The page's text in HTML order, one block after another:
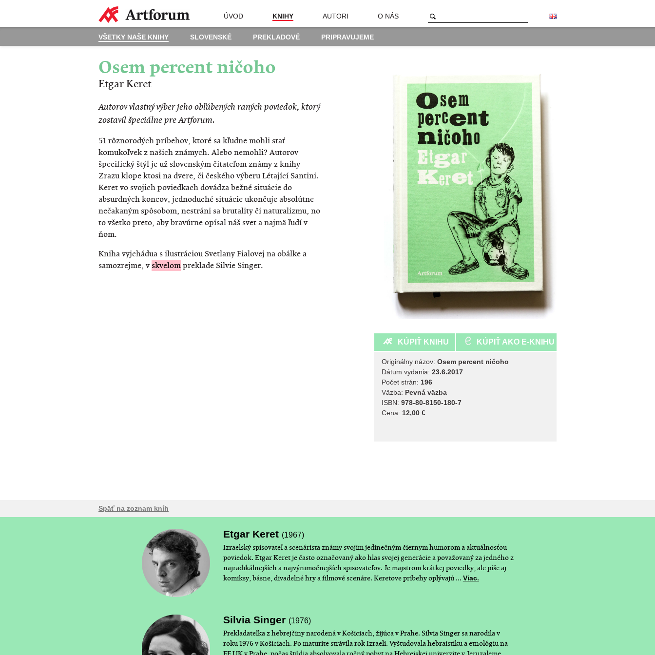
ÚVOD KNIHY AUTORI O NÁS
VŠETKY NAŠE KNIHY SLOVENSKÉ PREKLADOVÉ PRIPRAVUJEME
Osem percent ničoho
Etgar Keret
​Autorov vlastný výber jeho obľúbených raných poviedok, ktorý
zostavil špeciálne pre Artforum.
51 rôznorodých príbehov, ktoré sa kľudne mohli stať
komukoľvek z našich známych. Alebo nemohli? Autorov
špecifický štýl je už slovenským čitateľom známy z knihy
Zrazu klope ktosi na dvere, či českého výberu Létající Santini.
Keret vo svojich poviedkach dovádza bežné situácie do
absurdných koncov, jednoduché situácie ukončuje absolútne
nečakaným spôsobom, nestráni sa brutality či naturalizmu, no
to všetko preto, aby bravúrne opísal náš svet a najmä ľudí v
ňom.
Kniha vyjchádua s ilustráciou Svetlany Fialovej na obálke a
samozrejme, v skvelompreklade Silvie Singer.
KÚPIŤ KNIHU KÚPIŤ AKO E-KNIHU
Originálny názov: Osem percent ničoho
Dátum vydania: 23.6.2017
Počet strán: 196
Väzba: Pevná väzba
ISBN: 978-80-8150-180-7
Cena: 12,00 €
Späť na zoznam kníh
Etgar Keret (1967)
Izraelský spisovateľ a scenárista známy svojim jedinečným čiernym humorom a aktuálnosťou
poviedok. Etgar Keret je často označovaný ako hlas svojej generácie a považovaný za jedného z
najradikálnejších a najvýnimočnejších spisovateľov. Je majstrom krátkej poviedky, ale píše aj
komiksy, básne, divadelné hry a filmové scenáre. Keretove príbehy oplývajú ... Viac.
Silvia Singer (1976)
Prekladateľka z hebrejčiny narodená v Košiciach, žijúca v Prahe. Silvia Singer sa narodila v
roku 1976 v Košiciach. Po maturite strávila rok Izraeli. Vyštudovala hebraistiku a etnológiu na